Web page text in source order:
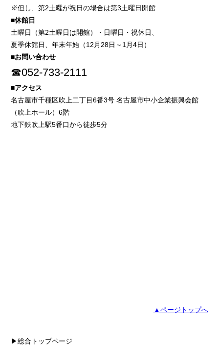
※但し、第2土曜が祝日の場合は第3土曜日開館
■休館日
土曜日（第2土曜日は開館）・日曜日・祝休日、
夏季休館日、年末年始（12月28日～1月4日）
■お問い合わせ
☎052-733-2111
■アクセス
名古屋市千種区吹上二丁目6番3号 名古屋市中小企業振興会館
（吹上ホール）6階
地下鉄吹上駅5番口から徒歩5分
▲ページトップへ
▶総合トップページ